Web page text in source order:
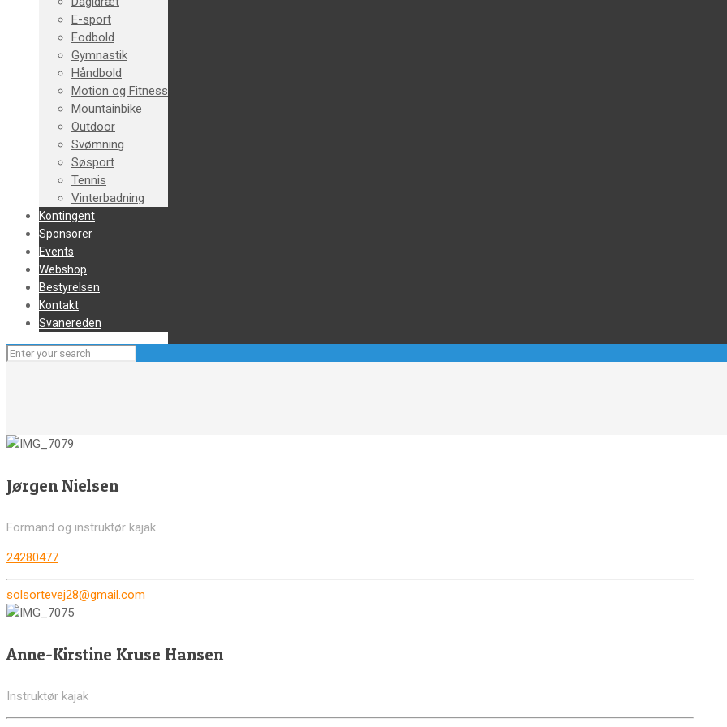
E-sport
Fodbold
Gymnastik
Håndbold
Motion og Fitness
Mountainbike
Outdoor
Svømning
Søsport
Tennis
Vinterbadning
Kontingent
Sponsorer
Events
Webshop
Bestyrelsen
Kontakt
Svanereden
Jørgen Nielsen
Formand og instruktør kajak
24280477
solsortevej28@gmail.com
Anne-Kirstine Kruse Hansen
Instruktør kajak